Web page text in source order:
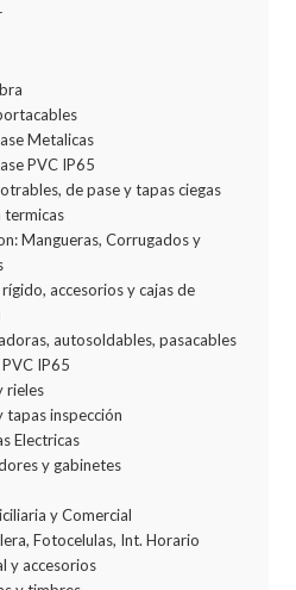
Metalicas
PVC IP65
de pase y tapas ciegas
termicas
Mangueras, Corrugados y
accesorios y cajas de
autosoldables, pasacables
IP65
rieles
tapas inspección
Electricas
y gabinetes
y Comercial
Fotocelulas, Int. Horario
y accesorios